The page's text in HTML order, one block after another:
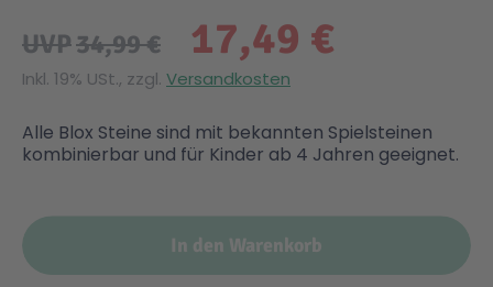
17,49 €
UVP34,99 €
Inkl. 19% USt., zzgl. Versandkosten
Alle Blox Steine sind mit bekannten Spielsteinen
kombinierbar und für Kinder ab 4 Jahren geeignet.
In den Warenkorb